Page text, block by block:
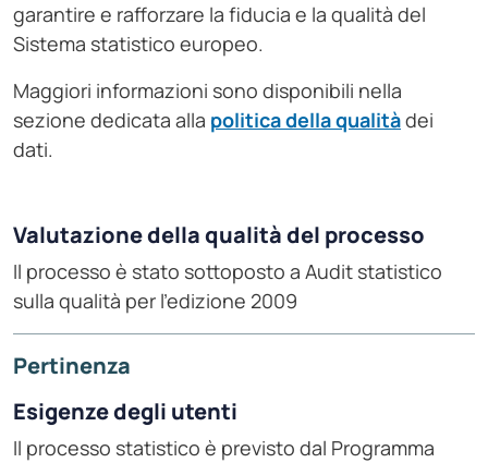
garantire e rafforzare la fiducia e la qualità del
Sistema statistico europeo.
Maggiori informazioni sono disponibili nella
sezione dedicata alla politica della qualitàdei
dati.
Valutazione della qualità del processo
Il processo è stato sottoposto a Audit statistico
sulla qualità per l'edizione 2009
Pertinenza
Esigenze degli utenti
Il processo statistico è previsto dal Programma